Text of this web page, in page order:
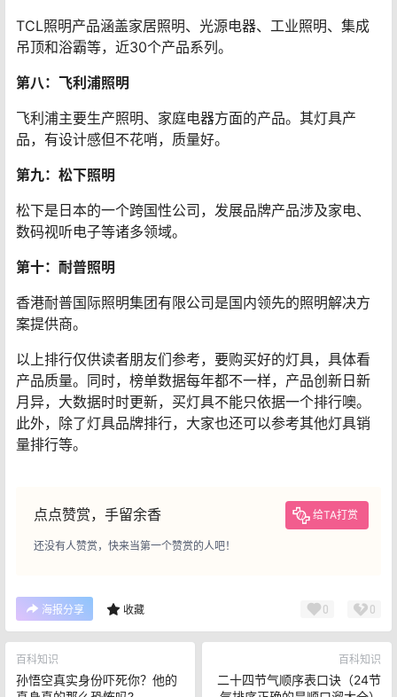
TCL照明产品涵盖家居照明、光源电器、工业照明、集成
吊顶和浴霸等，近30个产品系列。
第八：飞利浦照明
飞利浦主要生产照明、家庭电器方面的产品。其灯具产
品，有设计感但不花哨，质量好。
第九：松下照明
松下是日本的一个跨国性公司，发展品牌产品涉及家电、
数码视听电子等诸多领域。
第十：耐普照明
香港耐普国际照明集团有限公司是国内领先的照明解决方
案提供商。
以上排行仅供读者朋友们参考，要购买好的灯具，具体看
产品质量。同时，榜单数据每年都不一样，产品创新日新
月异，大数据时时更新，买灯具不能只依据一个排行噢。
此外，除了灯具品牌排行，大家也还可以参考其他灯具销
量排行等。
点点赞赏，手留余香 给TA打赏
还没有人赞赏，快来当第一个赞赏的人吧！
海报分享 收藏 0 0
百科知识
孙悟空真实身份吓死你？他的
百科知识
二十四节气顺序表口诀（24节